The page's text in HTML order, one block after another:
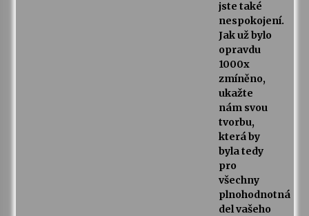
jste také
nespokojení.
Jak už bylo
opravdu
1000x
zmíněno,
ukažte
nám svou
tvorbu,
která by
byla tedy
pro
všechny
plnohodnotná
del vašeho